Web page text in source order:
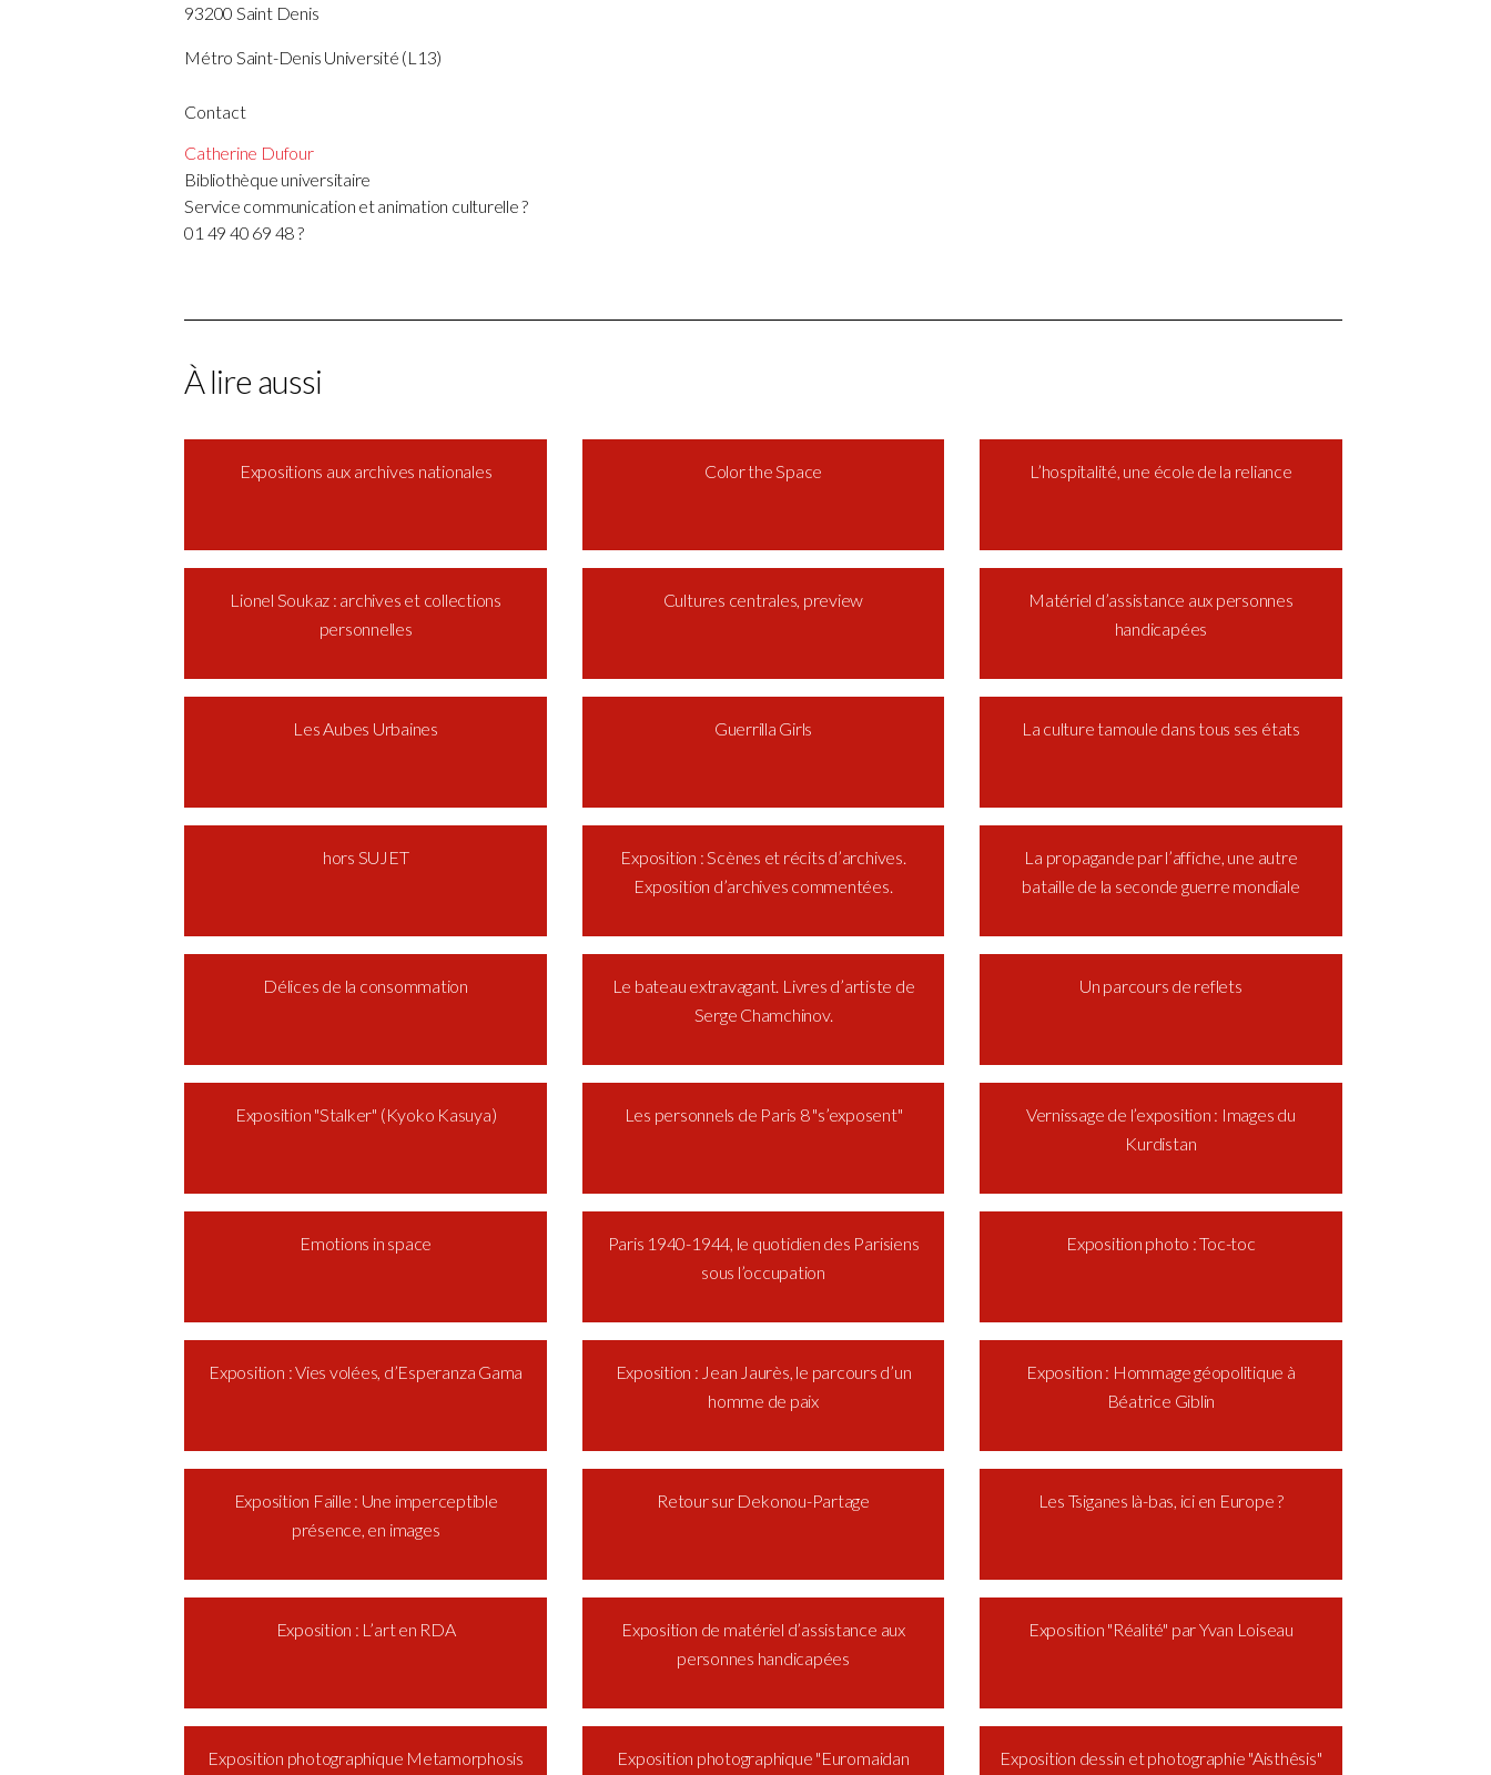
93200 Saint Denis
Métro Saint-Denis Université (L13)
Contact
Catherine Dufour
Bibliothèque universitaire
Service communication et animation culturelle ?
01 49 40 69 48 ?
À lire aussi
Expositions aux archives nationales Color the Space L’hospitalité, une école de la reliance
Lionel Soukaz : archives et collections
personnelles
Cultures centrales, preview
Matériel d’assistance aux personnes
handicapées
Les Aubes Urbaines Guerrilla Girls La culture tamoule dans tous ses états
hors SUJET
Exposition : Scènes et récits d’archives.
Exposition d’archives commentées.
La propagande par l’affiche, une autre
bataille de la seconde guerre mondiale
Délices de la consommation
Le bateau extravagant. Livres d’artiste de
Serge Chamchinov.
Un parcours de reflets
Exposition "Stalker" (Kyoko Kasuya) Les personnels de Paris 8 "s’exposent"
Vernissage de l’exposition : Images du
Kurdistan
Emotions in space
Paris 1940-1944, le quotidien des Parisiens
sous l’occupation
Exposition photo : Toc-toc
Exposition : Vies volées, d’Esperanza Gama
Exposition : Jean Jaurès, le parcours d’un
homme de paix
Exposition : Hommage géopolitique à
Béatrice Giblin
Exposition Faille : Une imperceptible
présence, en images
Retour sur Dekonou-Partage Les Tsiganes là-bas, ici en Europe ?
Exposition : L’art en RDA
Exposition de matériel d’assistance aux
personnes handicapées
Exposition "Réalité" par Yvan Loiseau
Exposition photographique Metamorphosis
Exposition photographique "Euromaidan
Exposition dessin et photographie "Aisthêsis"